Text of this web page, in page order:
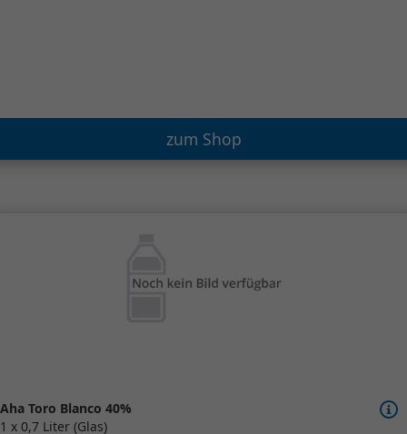
zum Shop
Aha Toro Blanco 40%
1 x 0,7 Liter (Glas)